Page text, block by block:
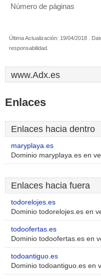
Número de páginas
Última Actualización: 19/04/2018 .
responsabilidad.
www.Adx.es
Enlaces
Enlaces hacia dentro
maryplaya.es
Dominio maryplaya.es en
Enlaces hacia fuera
todorelojes.es
Dominio todorelojes.es en
todoofertas.es
Dominio todoofertas.es en
todoantiguo.es
Dominio todoantiguo.es en